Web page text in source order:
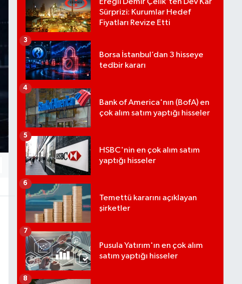
Ereğli Demir Çelik'ten Dev Kâr
Sürprizi: Kurumlar Hedef
Fiyatları Revize Etti
Borsa İstanbul’dan 3 hisseye
tedbir kararı
3
Bank of America'nın (BofA) en
çok alım satım yaptığı hisseler
4
HSBC'nin en çok alım satım
yaptığı hisseler
5
Temettü kararını açıklayan
şirketler
6
Pusula Yatırım'ın en çok alım
satım yaptığı hisseler
7
8